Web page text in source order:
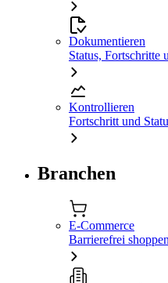
Dokumentieren
Status, Fortschritte
Kontrollieren
Fortschritt und
Branchen
E-Commerce
Barrierefrei